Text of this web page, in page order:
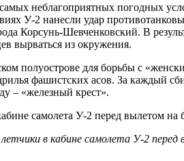
неблагоприятных погодных
У-2 нанесли удар
Корсунь-Шевченковский. В
вырваться из окружения.
полуострове для борьбы с
фашистских асов. За каждый
– «железный крест».
в кабине самолета У-2 перед